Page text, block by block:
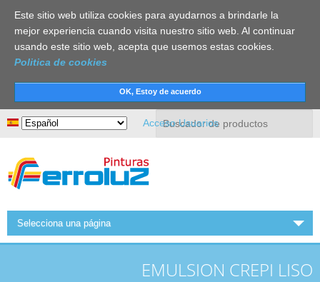
Este sitio web utiliza cookies para ayudarnos a brindarle la
mejor experiencia cuando visita nuestro sitio web. Al continuar
usando este sitio web, acepta que usemos estas cookies.
Politica de cookies
Buscar
Acceso Usuarios
Selecciona una página
EMULSION CREPI LISO